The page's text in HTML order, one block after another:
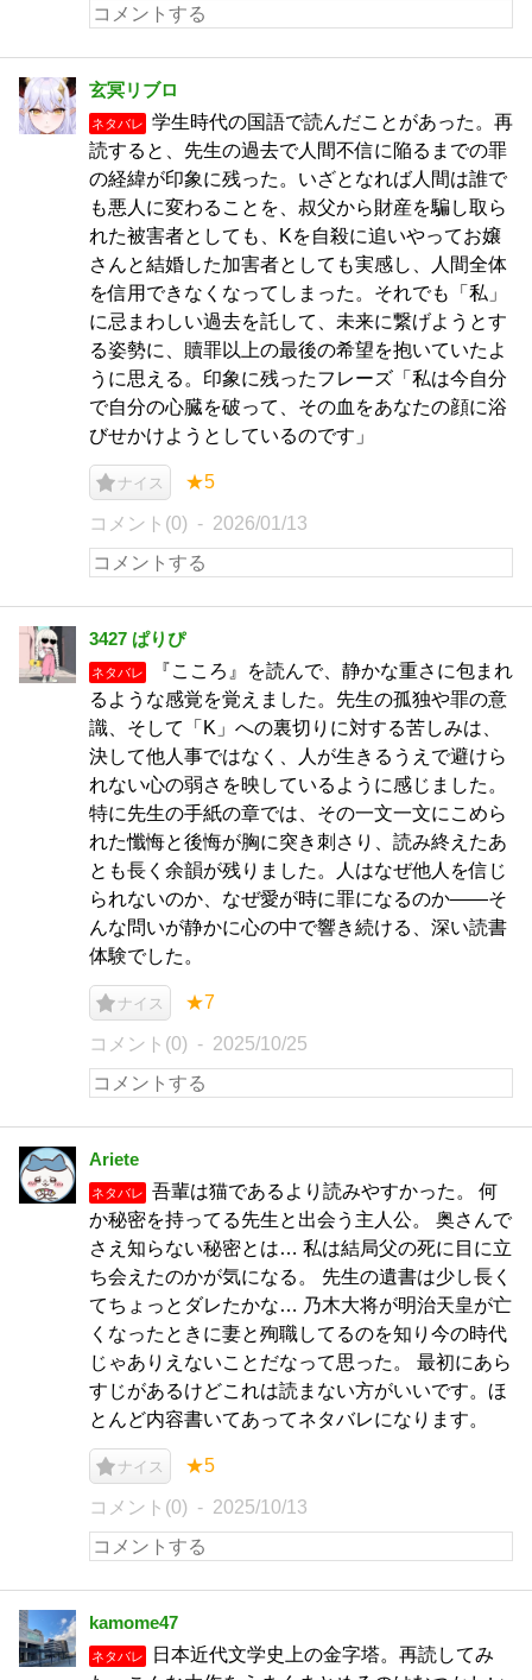
玄冥リブロ
ネタバレ
学生時代の国語で読んだことがあった。再
読すると、先生の過去で人間不信に陥るまでの罪
の経緯が印象に残った。いざとなれば人間は誰で
も悪人に変わることを、叔父から財産を騙し取ら
れた被害者としても、Kを自殺に追いやってお嬢
さんと結婚した加害者としても実感し、人間全体
を信用できなくなってしまった。それでも「私」
に忌まわしい過去を託して、未来に繋げようとす
る姿勢に、贖罪以上の最後の希望を抱いていたよ
うに思える。印象に残ったフレーズ「私は今自分
で自分の心臓を破って、その血をあなたの顔に浴
びせかけようとしているのです」
ナイス ★5
コメント(0) 2026/01/13
3427 ぱりぴ
ネタバレ
『こころ』を読んで、静かな重さに包まれ
るような感覚を覚えました。先生の孤独や罪の意
識、そして「K」への裏切りに対する苦しみは、
決して他人事ではなく、人が生きるうえで避けら
れない心の弱さを映しているように感じました。
特に先生の手紙の章では、その一文一文にこめら
れた懺悔と後悔が胸に突き刺さり、読み終えたあ
とも長く余韻が残りました。人はなぜ他人を信じ
られないのか、なぜ愛が時に罪になるのか――そ
んな問いが静かに心の中で響き続ける、深い読書
体験でした。
ナイス ★7
コメント(0) 2025/10/25
Ariete
ネタバレ
吾輩は猫であるより読みやすかった。 何
か秘密を持ってる先生と出会う主人公。 奥さんで
さえ知らない秘密とは… 私は結局父の死に目に立
ち会えたのかが気になる。 先生の遺書は少し長く
てちょっとダレたかな… 乃木大将が明治天皇が亡
くなったときに妻と殉職してるのを知り今の時代
じゃありえないことだなって思った。 最初にあら
すじがあるけどこれは読まない方がいいです。ほ
とんど内容書いてあってネタバレになります。
ナイス ★5
コメント(0) 2025/10/13
kamome47
ネタバレ
日本近代文学史上の金字塔。再読してみ